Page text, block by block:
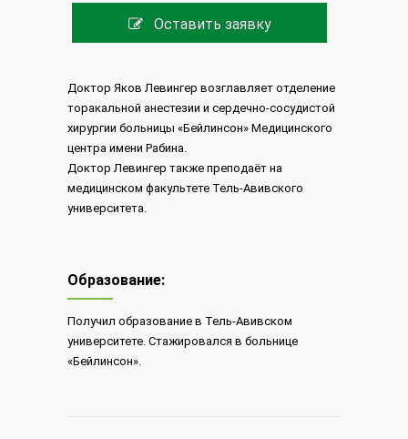
Оставить заявку
Доктор Яков Левингер возглавляет отделение
торакальной анестезии и сердечно-сосудистой
хирургии больницы «Бейлинсон» Медицинского
центра имени Рабина.
Доктор Левингер также преподаёт на
медицинском факультете Тель-Авивского
университета.
Образование:
Получил образование в Тель-Авивском
университете. Стажировался в больнице
«Бейлинсон».